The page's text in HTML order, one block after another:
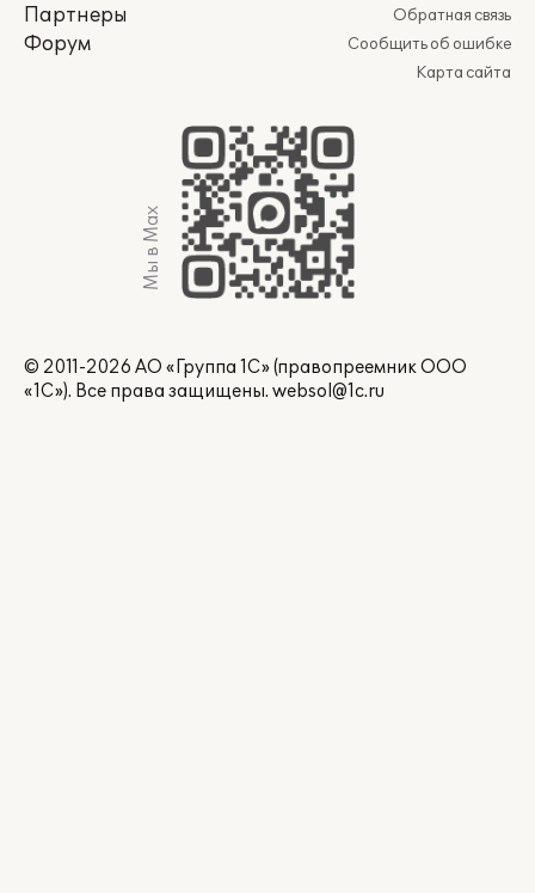
Партнеры
Форум
Обратная связь
Сообщить об ошибке
Карта сайта
Мы в Max
© 2011-2026 АО «Группа 1С» (правопреемник ООО
«1С»). Все права защищены. websol@1c.ru